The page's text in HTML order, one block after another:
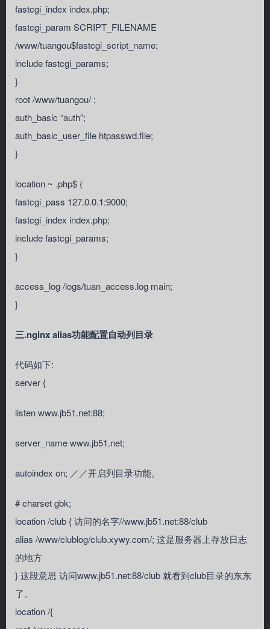
fastcgi_index index.php;
fastcgi_param SCRIPT_FILENAME
/www/tuangou$fastcgi_script_name;
include fastcgi_params;
}
root /www/tuangou/ ;
auth_basic “auth”;
auth_basic_user_file htpasswd.file;
}
location ~ .php$ {
fastcgi_pass 127.0.0.1:9000;
fastcgi_index index.php;
include fastcgi_params;
}
access_log /logs/tuan_access.log main;
}
三.nginx alias功能配置自动列目录
代码如下:
server {
listen www.jb51.net:88;
server_name www.jb51.net;
autoindex on; ／／开启列目录功能。
# charset gbk;
location /club { 访问的名字//www.jb51.net:88/club
alias /www/clublog/club.xywy.com/; 这是服务器上存放日志
的地方
} 这段意思 访问www.jb51.net:88/club 就看到club目录的东东
了。
location /{